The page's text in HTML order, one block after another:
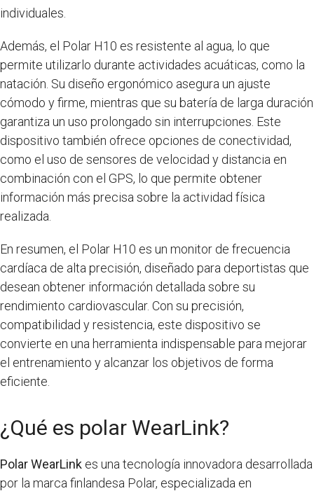
individuales.
Además, el Polar H10 es resistente al agua, lo que
permite utilizarlo durante actividades acuáticas, como la
natación. Su diseño ergonómico asegura un ajuste
cómodo y firme, mientras que su batería de larga duración
garantiza un uso prolongado sin interrupciones. Este
dispositivo también ofrece opciones de conectividad,
como el uso de sensores de velocidad y distancia en
combinación con el GPS, lo que permite obtener
información más precisa sobre la actividad física
realizada.
En resumen, el Polar H10 es un monitor de frecuencia
cardíaca de alta precisión, diseñado para deportistas que
desean obtener información detallada sobre su
rendimiento cardiovascular. Con su precisión,
compatibilidad y resistencia, este dispositivo se
convierte en una herramienta indispensable para mejorar
el entrenamiento y alcanzar los objetivos de forma
eficiente.
¿Qué es polar WearLink?
Polar WearLink es una tecnología innovadora desarrollada
por la marca finlandesa Polar, especializada en